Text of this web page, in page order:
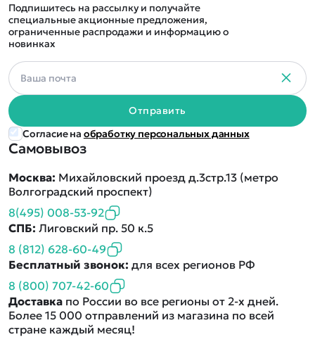
Самовывоз
Москва: Михайловский проезд д.3стр.13 (метро
Волгоградский проспект)
8(495) 008-53-92
СПБ: Лиговский пр. 50 к.5
8 (812) 628-60-49
Бесплатный звонок: для всех регионов РФ
8 (800) 707-42-60
Доставка по России во все регионы от 2-х дней.
Более 15 000 отправлений из магазина по всей
стране каждый месяц!
Подпишитесь на рассылку и получайте
специальные акционные предложения,
ограниченные распродажи и информацию о
новинках
Отправить
Согласие на обработку персональных данных